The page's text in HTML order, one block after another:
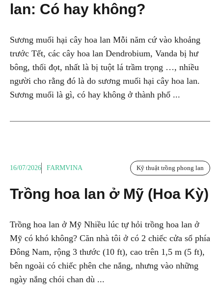
lan: Có hay không?
Sương muối hại cây hoa lan Mỗi năm cứ vào khoảng
trước Tết, các cây hoa lan Dendrobium, Vanda bị hư
bông, thối đọt, nhất là bị tuột lá trầm trọng …, nhiều
người cho rằng đó là do sương muối hại cây hoa lan.
Sương muối là gì, có hay không ở thành phố ...
16/07/2026 FARMVINA Kỹ thuật trồng phong lan
Trồng hoa lan ở Mỹ (Hoa Kỳ)
Trồng hoa lan ở Mỹ Nhiều lúc tự hỏi trồng hoa lan ở
Mỹ có khó không? Căn nhà tôi ở có 2 chiếc cửa sổ phía
Đông Nam, rộng 3 thước (10 ft), cao trên 1,5 m (5 ft),
bên ngoài có chiếc phên che nắng, nhưng vào những
ngày nắng chói chan dù ...